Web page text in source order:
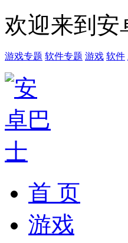
欢迎来到安
游戏专题 软件专题 游戏 软件
首 页
游戏